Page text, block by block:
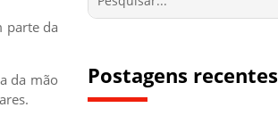
parte da
da mão
Postagens recentes